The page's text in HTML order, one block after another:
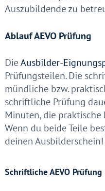
Auszubildende zu
Ablauf AEVO Prüfung
DieAusbilder-
Prüfungsteilen. Die
mündliche bzw.
schriftliche Prüfung
Minuten, die
Wenn du beide Teile
deinen Ausbilderschein!
Schriftliche AEVO Prüfung